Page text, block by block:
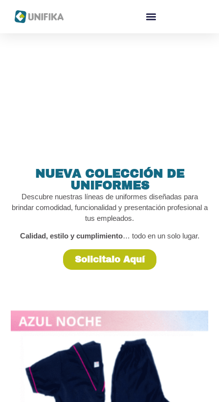
NUEVA COLECCIÓN DE
UNIFORMES
Descubre nuestras líneas de uniformes diseñadas para
brindar comodidad, funcionalidad y presentación profesional a
tus empleados.
Calidad, estilo y cumplimiento… todo en un solo lugar.
Solicitalo Aquí